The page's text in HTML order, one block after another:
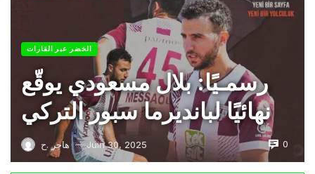
الخضر عبر القارات
رسمـيًا: بلال مسعودي يوقّع
نهائيًا لبانديرما سبور التركي
هاجر .ح — Juin 30, 2025 0